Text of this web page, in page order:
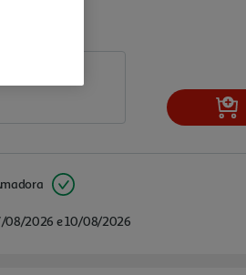
08/2026 e 10/08/2026